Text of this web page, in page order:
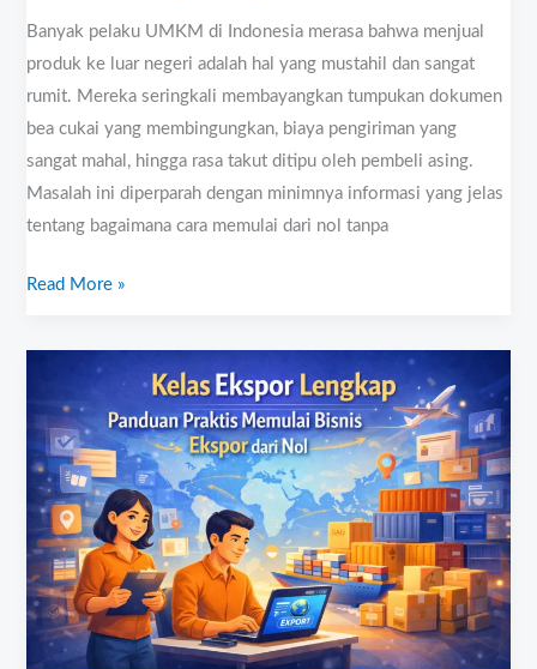
Banyak pelaku UMKM di Indonesia merasa bahwa menjual
produk ke luar negeri adalah hal yang mustahil dan sangat
rumit. Mereka seringkali membayangkan tumpukan dokumen
bea cukai yang membingungkan, biaya pengiriman yang
sangat mahal, hingga rasa takut ditipu oleh pembeli asing.
Masalah ini diperparah dengan minimnya informasi yang jelas
tentang bagaimana cara memulai dari nol tanpa
Read More »
Lengkap:
Panduan
Praktis
Memulai
Bisnis
Ekspor
dari